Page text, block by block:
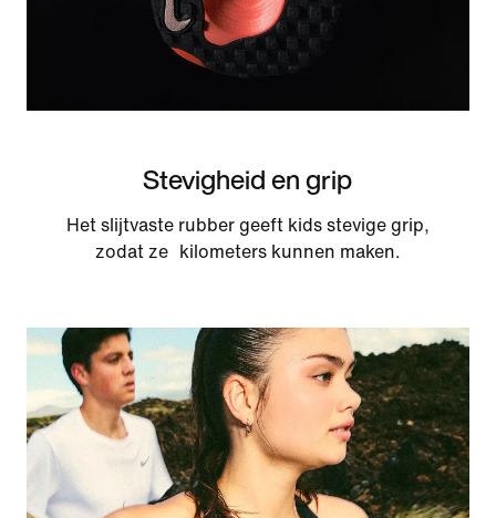
Stevigheid en grip
Het slijtvaste rubber geeft kids stevige grip,
zodat ze kilometers kunnen maken.